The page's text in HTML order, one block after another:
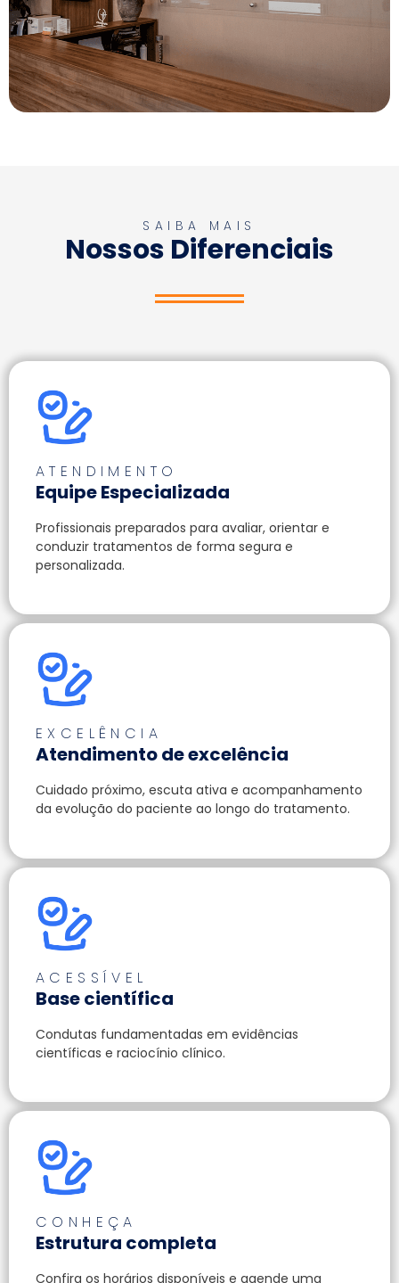
SAIBA MAIS
Nossos Diferenciais
ATENDIMENTO
Equipe Especializada
Profissionais preparados para avaliar, orientar e
conduzir tratamentos de forma segura e
personalizada.
EXCELÊNCIA
Atendimento de excelência
Cuidado próximo, escuta ativa e acompanhamento
da evolução do paciente ao longo do tratamento.
ACESSÍVEL
Base científica
Condutas fundamentadas em evidências
científicas e raciocínio clínico.
CONHEÇA
Estrutura completa
Confira os horários disponíveis e agende uma